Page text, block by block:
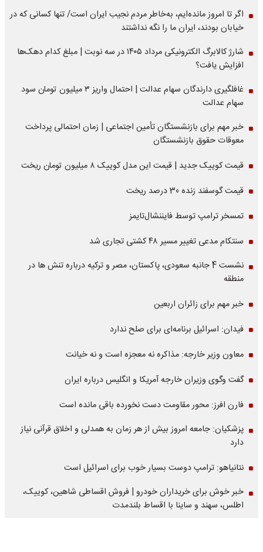
اگر تا امروز مانده‌ایم، به‌خاطر مردم نجیب ایران است/ تنها کسانی که در
خیابان بودند، ایران ما را نگه نداشتند
شارژ کالابرگ الکترونیکی مرداد ۱۴۰۵ در سه نوبت | مبلغ کدام دهک‌ها
افزایش یافت؟
غافلگیری دارندگان سهام عدالت | احتمال واریز ۳ میلیون تومان سود
سهام عدالت
خبر مهم برای بازنشستگان تأمین اجتماعی | زمان احتمالی پرداخت
معوقات حقوق بازنشستگان
قیمت کوییک جدید | قیمت این مدل کوییک ۸ میلیون تومان ریخت
قیمت گوسفند زنده 30 درصد ریخت
تمسخر ترامپ توسط فایننشال‌تایمز
سنتکام مدعی تغییر مسیر ۴۸ کشتی تجاری شد
نشست 4 جانبه سعودی، پاکستان، مصر و ترکیه درباره تنش ها در
منطقه
خبر مهم برای زائران اربعین
فیدان: اسرائیل برنامه‌ای برای صلح ندارد
معاون وزیر خارجه: مذاکره نه معجزه است و نه خیانت
گفت وگوی وزیران خارجه آمریکا و انگلیس درباره ایران
فارن افرز: محور مقاومت دست نخورده باقی مانده است
پزشکیان: جامعه امروز بیش از هر زمان به همدلی و اخلاق قرآنی نیاز
دارد
نتانیاهو: ترامپ دوست بسیار خوب برای اسرائیل است
خبر خوش برای خریداران خودرو | فروش اقساطی شاهین، کوییک،
اطلس، سهند و ساینا با اقساط بلندمدت